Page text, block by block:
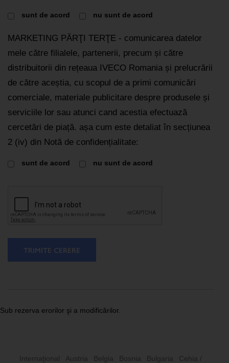
sunt de acord nu sunt de acord
MARKETING PĂRŢI TERŢE - comunicarea datelor
mele către filialele, partenerii, precum și către
distribuitorii din rețeaua IVECO Romania și prelucrării
de către aceștia, cu scopul de a primi comunicări
comerciale, materiale publicitare despre produsele și
serviciile lor sau atunci cand acestia efectuază
cercetări de piață. așa cum este detaliat în secțiunea
2 (iv) din Notă de confidențialitate:
sunt de acord nu sunt de acord
TRIMITE CERERE
Sub rezerva erorilor şi a modificărilor.
Internaţional Austria Belgia Bosnia Bulgaria
Cehia /